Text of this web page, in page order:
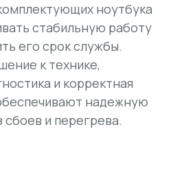
ноутбука
стабильную работу
его срок службы.
к технике,
и корректная
надежную
сбоев и перегрева.